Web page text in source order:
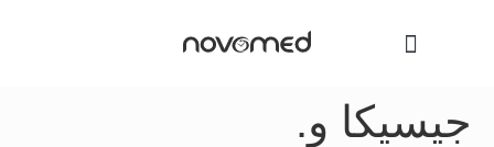
جيسيكا و.